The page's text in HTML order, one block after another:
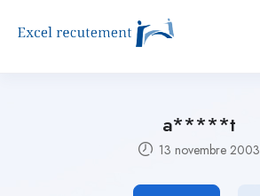
a*****t
13 novembre 2003